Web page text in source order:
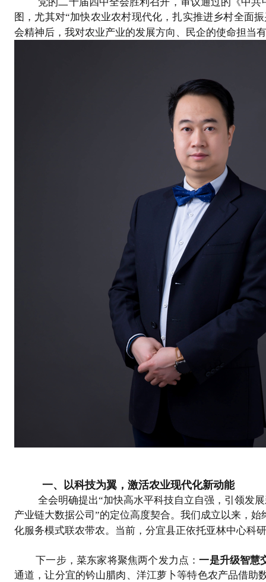
图，尤其对“加快农业农村现代化，扎实推进乡村全面
会精神后，我对农业产业的发展方向、民企的使命担当
一、以科技为翼，激活农业现代化新动能
全会明确提出“加快高水平科技自立自强，引领发
产业链大数据公司”的定位高度契合。我们成立以来，始
化服务模式联农带农。当前，分宜县正依托亚林中心科
下一步，菜东家将聚焦两个发力点：一是升级智慧
通道，让分宜的钤山腊肉、洋江萝卜等特色农产品借助